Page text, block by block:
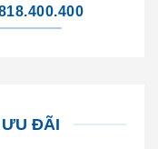
ĐÃI